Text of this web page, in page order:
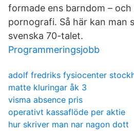
formade ens barndom –
pornografi. Så här kan man
svenska 70-talet.
Programmeringsjobb
adolf fredriks fysiocenter
matte kluringar åk 3
visma absence pris
operativt kassaflöde per aktie
hur skriver man nar nagon dott